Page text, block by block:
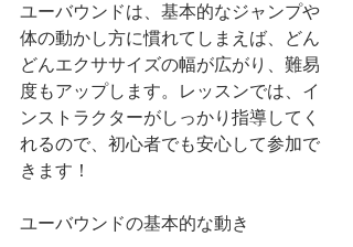
ユーバウンドは、基本的なジャンプや
体の動かし方に慣れてしまえば、どん
どんエクササイズの幅が広がり、難易
度もアップします。レッスンでは、イ
ンストラクターがしっかり指導してく
れるので、初心者でも安心して参加で
きます！
ユーバウンドの基本的な動き